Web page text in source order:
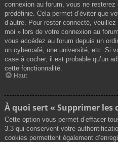
connexion au forum, vous ne
prédéfinie. Cela permet d’éviter que
d’autre. Pour rester connecté,
moi » lors de votre connexion au
vous accédez au forum depuis un
un cybercafé, une université, etc. Si
case à cocher, il est probable qu’un
cette fonctionnalité.
Haut
À quoi sert « Supprimer les
Cette option vous permet d’effacer
3.3 qui conservent votre
cookies permettent également